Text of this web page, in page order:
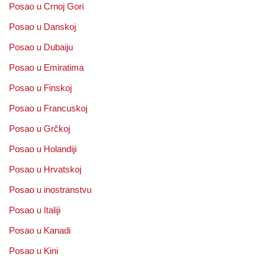
Posao u Crnoj Gori
Posao u Danskoj
Posao u Dubaiju
Posao u Emiratima
Posao u Finskoj
Posao u Francuskoj
Posao u Grčkoj
Posao u Holandiji
Posao u Hrvatskoj
Posao u inostranstvu
Posao u Italiji
Posao u Kanadi
Posao u Kini